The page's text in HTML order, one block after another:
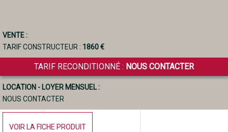
VENTE :
TARIF CONSTRUCTEUR : 1860 €
TARIF RECONDITIONNÉ : NOUS CONTACTER
LOCATION - LOYER MENSUEL :
NOUS CONTACTER
VOIR LA FICHE PRODUIT